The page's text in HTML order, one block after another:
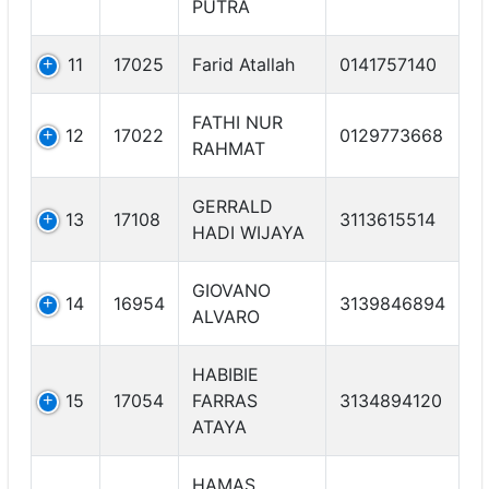
PUTRA
11 17025 Farid Atallah 0141757140
12 17022
FATHI NUR
RAHMAT
0129773668
13 17108
GERRALD
HADI WIJAYA
3113615514
14 16954
GIOVANO
ALVARO
3139846894
15 17054
HABIBIE
FARRAS
ATAYA
3134894120
HAMAS